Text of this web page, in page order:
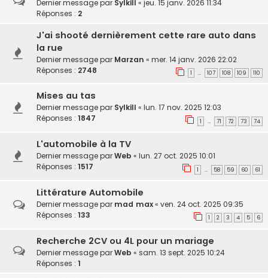
Dernier message par Sylkill « jeu. 15 janv. 2026 11:34
Réponses : 2
J'ai shooté dernièrement cette rare auto dans
la rue
Dernier message par Marzan « mer. 14 janv. 2026 22:02
Réponses : 2748 1 … 107 108 109 110
Mises au tas
Dernier message par Sylkill « lun. 17 nov. 2025 12:03
Réponses : 1847 1 … 71 72 73 74
L'automobile à la TV
Dernier message parWeb « lun. 27 oct. 2025 10:01
Réponses : 1517 1 … 58 59 60 61
Littérature Automobile
Dernier message par mad max« ven. 24 oct. 2025 09:35
Réponses : 133 1 2 3 4 5 6
Recherche 2CV ou 4L pour un mariage
Dernier message parWeb « sam. 13 sept. 2025 10:24
Réponses : 1